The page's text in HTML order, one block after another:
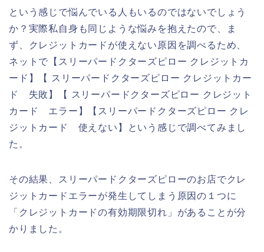
という感じで悩んでいる人もいるのではないでしょう
か？実際私自身も同じような悩みを抱えたので、ま
ず、クレジットカードが使えない原因を調べるため、
ネットで【スリーパードクターズピロー クレジットカ
ード】【 スリーパードクターズピロー クレジットカー
ド 失敗】【 スリーパードクターズピロー クレジット
カード エラー】【スリーパードクターズピロー クレ
ジットカード 使えない】という感じで調べてみまし
た。
その結果、スリーパードクターズピローのお店でクレ
ジットカードエラーが発生してしまう原因の１つに
「クレジットカードの有効期限切れ」があることが分
かりました。